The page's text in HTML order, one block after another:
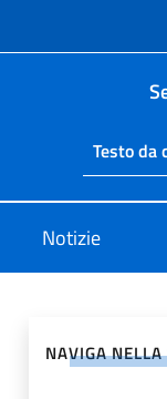
Cerca nel sito
Notizie
NAVIGA